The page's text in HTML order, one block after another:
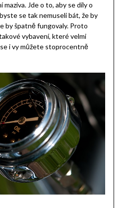
Jde o to, aby se díly o
se tak nemuseli bát, že by
by špatně fungovaly. Proto
vybavení, které velmi
i vy můžete stoprocentně